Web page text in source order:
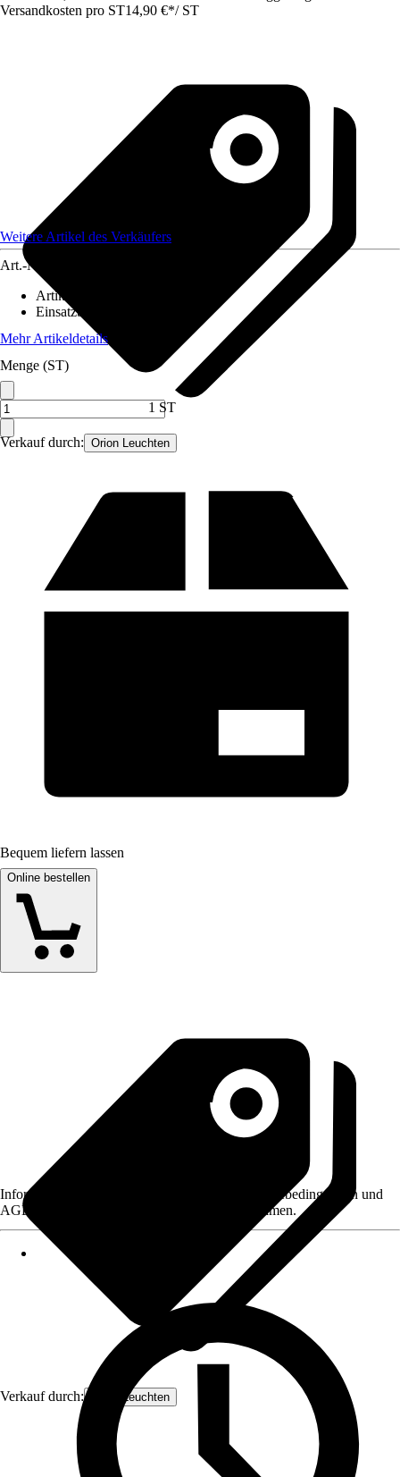
Versandkosten pro ST14,90 €*/ ST
Verkauf durch: Orion Leuchten
Weitere Artikel des Verkäufers
Art.-Nr.
Artikeltyp
Einsatzbereich
Mehr Artikeldetails
Menge (ST)
1 ST
Bequem liefern lassen
Online bestellen
Verkauf durch: Orion Leuchten
Informationen des Verkäufers, wie z. B. Rückgabebedingungen und
AGB, finden Sie bei Klick auf den Verkäufernamen.